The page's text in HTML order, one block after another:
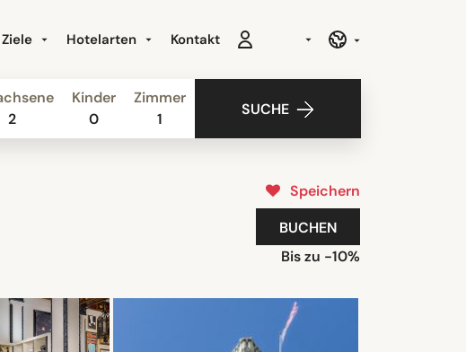
Ziele Hotelarten Kontakt
2
Kinder
0
Zimmer
1
SUCHE
Speichern
BUCHEN
Bis zu -10%